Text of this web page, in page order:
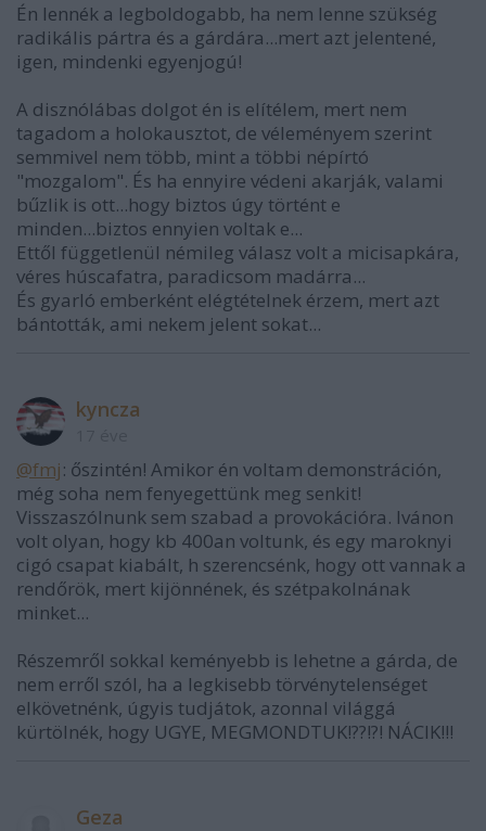
Én lennék a legboldogabb, ha nem lenne szükség
radikális pártra és a gárdára...mert azt jelentené,
igen, mindenki egyenjogú!
A disznólábas dolgot én is elítélem, mert nem
tagadom a holokausztot, de véleményem szerint
semmivel nem több, mint a többi népírtó
"mozgalom". És ha ennyire védeni akarják, valami
bűzlik is ott...hogy biztos úgy történt e
minden...biztos ennyien voltak e...
Ettől függetlenül némileg válasz volt a micisapkára,
véres húscafatra, paradicsom madárra...
És gyarló emberként elégtételnek érzem, mert azt
bántották, ami nekem jelent sokat...
kyncza
@fmj: őszintén! Amikor én voltam demonstráción,
még soha nem fenyegettünk meg senkit!
Visszaszólnunk sem szabad a provokációra. Ivánon
volt olyan, hogy kb 400an voltunk, és egy maroknyi
cigó csapat kiabált, h szerencsénk, hogy ott vannak a
rendőrök, mert kijönnének, és szétpakolnának
minket...
Részemről sokkal keményebb is lehetne a gárda, de
nem erről szól, ha a legkisebb törvénytelenséget
elkövetnénk, úgyis tudjátok, azonnal világgá
kürtölnék, hogy UGYE, MEGMONDTUK!??!?! NÁCIK!!!
Geza